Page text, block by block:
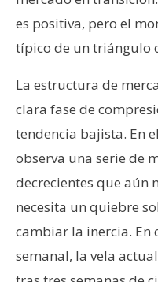
es positiva, pero el
típico de un triángulo
La estructura de
clara fase de
tendencia bajista. En
observa una serie de
decrecientes que aún
necesita un quiebre
cambiar la inercia. En
semanal, la vela